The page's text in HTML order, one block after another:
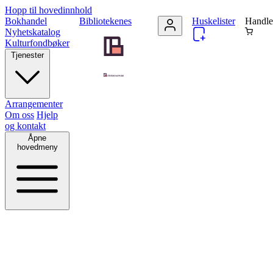
Hopp til hovedinnhold
Bibliotekenes
Bokhandel
Nyhetskatalog
Kulturfondbøker
Tjenester
Arrangementer
Om oss Hjelp
og kontakt
Åpne
hovedmeny
Huskelister